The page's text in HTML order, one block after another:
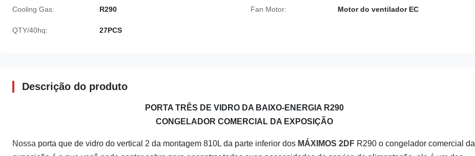
Cooling Gas: R290 Fan Motor: Motor do ventilador EC
QTY/40hq: 27PCS
Descrição do produto
PORTA TRÊS DE VIDRO DA BAIXO-ENERGIA R290
CONGELADOR COMERCIAL DA EXPOSIÇÃO
Nossa porta que de vidro do vertical 2 da montagem 810L da parte inferior dos MÁXIMOS 2DF R290 o congelador comercial da